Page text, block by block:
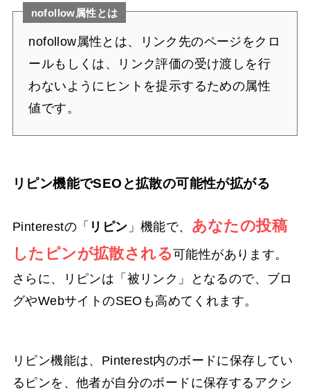
nofollow属性とは
nofollow属性とは、リンク先のページをクロ
ールもしくは、リンク評価の受け渡しを行
わないようにヒントを提示するための属性
値です。
リピン機能でSEOと拡散の可能性が拡がる
Pinterestの「 リピン 」機能で、 あなたの投稿
したピンが拡散される可能性があります。
さらに、リピンは「被リンク」となるので、ブロ
グやWebサイトのSEOも高めてくれます。
リピン機能は、Pinterest内のボードに保存してい
るピンを、他者が自分のボードに保存するアクシ